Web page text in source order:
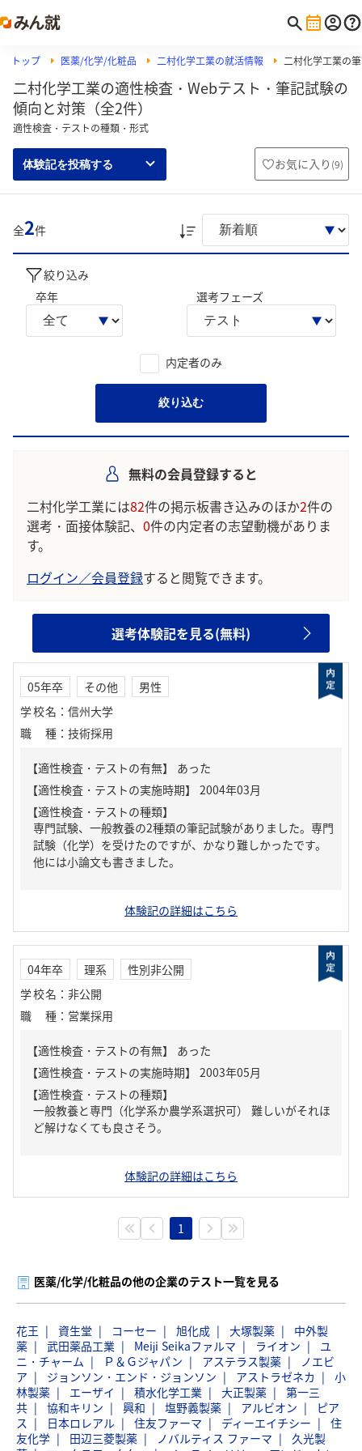
トップ 医薬/化学/化粧品 二村化学工業の就活情報 二村化学工業の
二村化学工業の適性検査・Webテスト・筆記試験の
傾向と対策（全2件）
適性検査・テストの種類・形式
体験記を投稿する お気に入り (9)
全2件
絞り込み
卒年
選考フェーズ
内定者のみ
絞り込む
無料の会員登録すると
二村化学工業には82件の掲示板書き込みのほか2件の
選考・面接体験記、 0件の内定者の志望動機がありま
す。
ログイン／会員登録すると閲覧できます。
選考体験記を見る(無料)
05年卒 その他
男性
学校名 ： 信州大学
職種 ： 技術採用
【適性検査・テストの有無】 あった
【適性検査・テストの種類】
専門試験、一般教養の2種類の筆記試験がありました。専門
試験（化学）を受けたのですが、かなり難しかったです。
他には小論文も書きました。
体験記の詳細はこちら
04年卒 理系
性別非公開
学校名 ： 非公開
職種 ： 営業採用
【適性検査・テストの有無】 あった
【適性検査・テストの種類】
一般教養と専門（化学系か農学系選択可） 難しいがそれほ
ど解けなくても良さそう。
体験記の詳細はこちら
1
医薬/化学/化粧品の他の企業のテスト一覧を見る
花王 資生堂 コーセー 旭化成 大塚製薬
中外製
薬
武田薬品工業 Meiji Seikaファルマ ライオン
ユ
ニ・チャーム
Ｐ＆Ｇジャパン アステラス製薬
ノエビ
ア
ジョンソン・エンド・ジョンソン アストラゼネカ
小
林製薬
エーザイ 積水化学工業 大正製薬
第一三
共
協和キリン 興和 塩野義製薬 アルビオン
ピア
ス
日本ロレアル 住友ファーマ ディーエイチシー
住
友化学
田辺三菱製薬 ノバルティス ファーマ
久光製